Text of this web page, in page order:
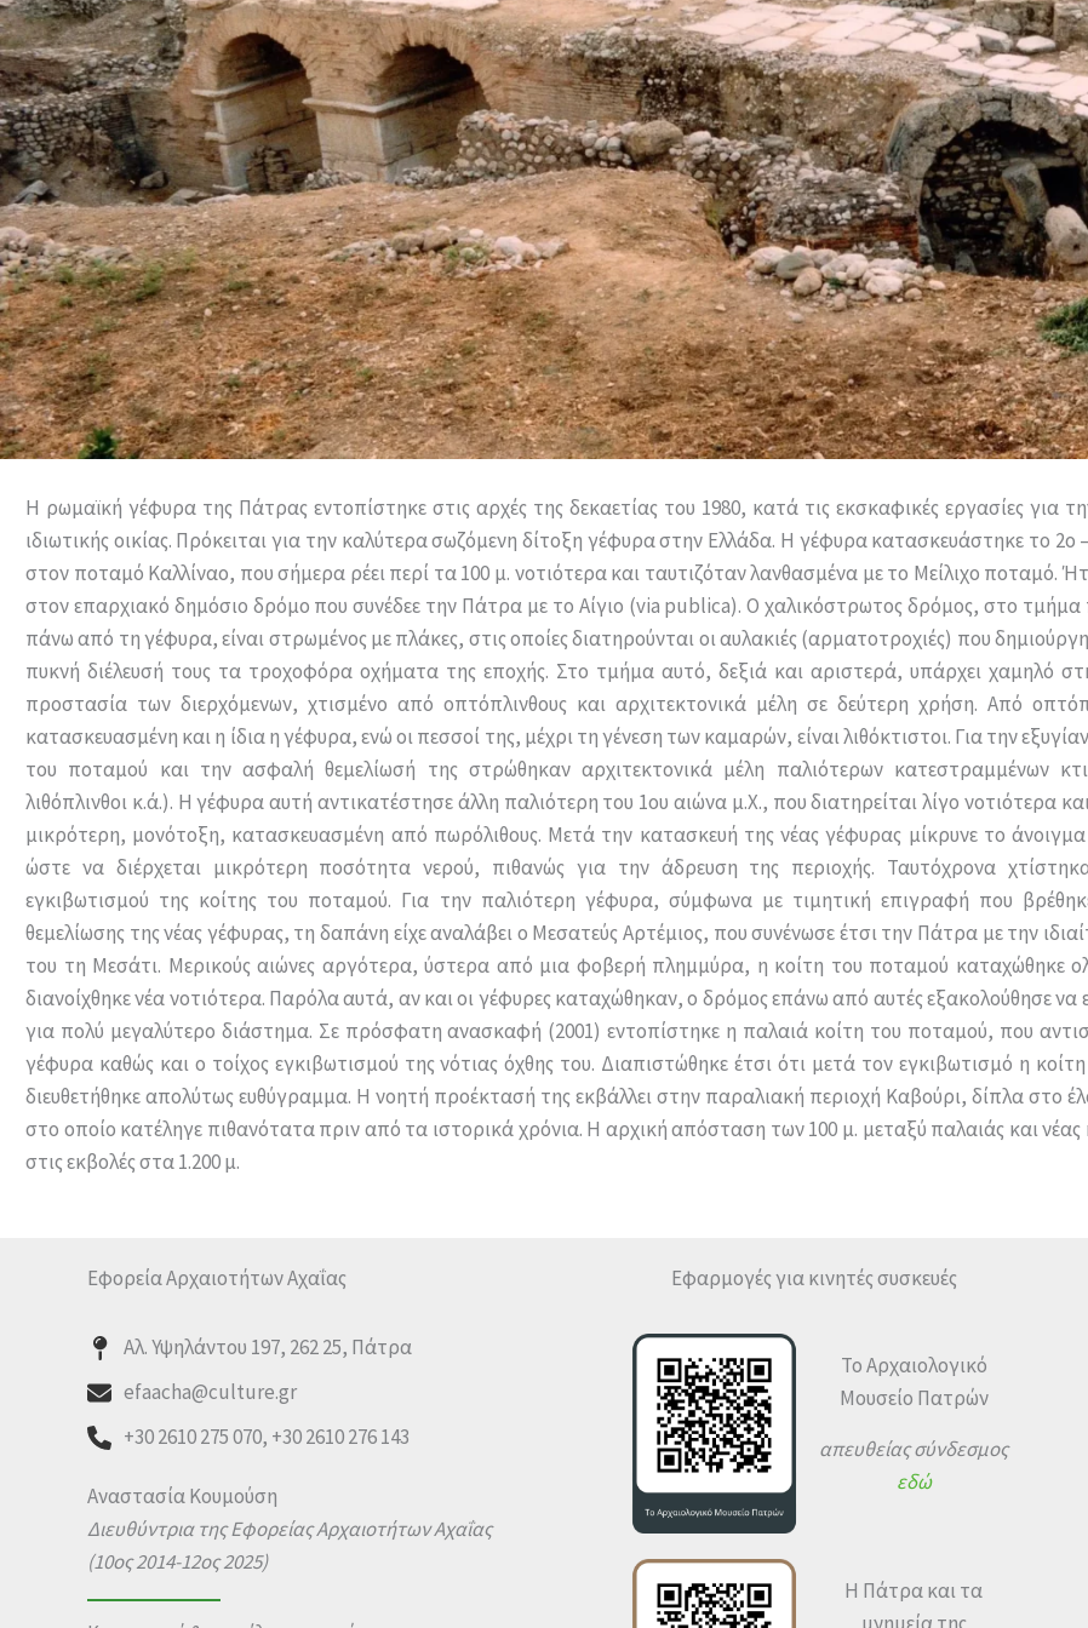
Η ρωμαϊκή γέφυρα της Πάτρας εντοπίστηκε στις αρχές της δεκαετίας του 1980, κατά τις εκσκαφικές εργασίες για
ιδιωτικής οικίας. Πρόκειται για την καλύτερα σωζόμενη δίτοξη γέφυρα στην Ελλάδα. Η γέφυρα κατασκευάστηκε το 2ο
στον ποταμό Καλλίναο, που σήμερα ρέει περί τα 100 μ. νοτιότερα και ταυτιζόταν λανθασμένα με το Μείλιχο ποταμό.
στον επαρχιακό δημόσιο δρόμο που συνέδεε την Πάτρα με το Αίγιο (via publica). Ο χαλικόστρωτος δρόμος, στο τμήμα
πάνω από τη γέφυρα, είναι στρωμένος με πλάκες, στις οποίες διατηρούνται οι αυλακιές (αρματοτροχιές) που
πυκνή διέλευσή τους τα τροχοφόρα οχήματα της εποχής. Στο τμήμα αυτό, δεξιά και αριστερά, υπάρχει χαμηλό
προστασία των διερχόμενων, χτισμένο από οπτόπλινθους και αρχιτεκτονικά μέλη σε δεύτερη χρήση. Από
κατασκευασμένη και η ίδια η γέφυρα, ενώ οι πεσσοί της, μέχρι τη γένεση των καμαρών, είναι λιθόκτιστοι. Για την
του ποταμού και την ασφαλή θεμελίωσή της στρώθηκαν αρχιτεκτονικά μέλη παλιότερων κατεστραμμένων
λιθόπλινθοι κ.ά.). Η γέφυρα αυτή αντικατέστησε άλλη παλιότερη του 1ου αιώνα μ.Χ., που διατηρείται λίγο νοτιότερα
μικρότερη, μονότοξη, κατασκευασμένη από πωρόλιθους. Μετά την κατασκευή της νέας γέφυρας μίκρυνε το
ώστε να διέρχεται μικρότερη ποσότητα νερού, πιθανώς για την άδρευση της περιοχής. Ταυτόχρονα
εγκιβωτισμού της κοίτης του ποταμού. Για την παλιότερη γέφυρα, σύμφωνα με τιμητική επιγραφή που
θεμελίωσης της νέας γέφυρας, τη δαπάνη είχε αναλάβει ο Μεσατεύς Αρτέμιος, που συνένωσε έτσι την Πάτρα με την
του τη Μεσάτι. Μερικούς αιώνες αργότερα, ύστερα από μια φοβερή πλημμύρα, η κοίτη του ποταμού καταχώθηκε
διανοίχθηκε νέα νοτιότερα. Παρόλα αυτά, αν και οι γέφυρες καταχώθηκαν, ο δρόμος επάνω από αυτές εξακολούθησε να
για πολύ μεγαλύτερο διάστημα. Σε πρόσφατη ανασκαφή (2001) εντοπίστηκε η παλαιά κοίτη του ποταμού, που
γέφυρα καθώς και ο τοίχος εγκιβωτισμού της νότιας όχθης του. Διαπιστώθηκε έτσι ότι μετά τον εγκιβωτισμό η
διευθετήθηκε απολύτως ευθύγραμμα. Η νοητή προέκτασή της εκβάλλει στην παραλιακή περιοχή Καβούρι, δίπλα στο
στο οποίο κατέληγε πιθανότατα πριν από τα ιστορικά χρόνια. Η αρχική απόσταση των 100 μ. μεταξύ παλαιάς και νέας
στις εκβολές στα 1.200 μ.
Εφορεία Αρχαιοτήτων Αχαΐας
Αλ. Υψηλάντου 197, 262 25, Πάτρα
efaacha@culture.gr
+30 2610 275 070, +30 2610 276 143
Αναστασία Κουμούση
Διευθύντρια της Εφορείας Αρχαιοτήτων Αχαΐας
(10ος 2014-12ος 2025)
Εφαρμογές για κινητές συσκευές
Το Αρχαιολογικό
Μουσείο Πατρών
απευθείας σύνδεσμος
εδώ
Η Πάτρα και τα